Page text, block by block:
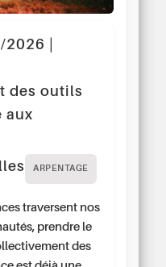
|
des outils
aux
ARPENTAGE
traversent nos
prendre le
des